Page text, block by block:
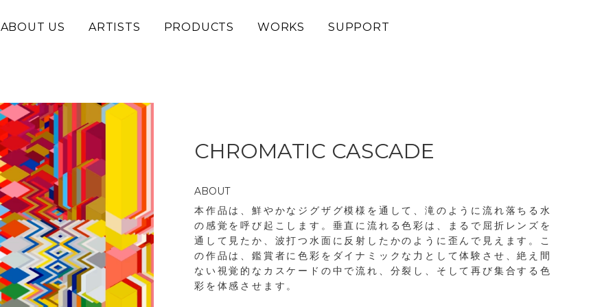
ABOUT US ARTISTS PRODUCTS WORKS SUPPORT
CHROMATIC CASCADE
ABOUT
本作品は、鮮やかなジグザグ模様を通して、滝のように流れ落ちる水
の感覚を呼び起こします。垂直に流れる色彩は、まるで屈折レンズを
通して見たか、波打つ水面に反射したかのように歪んで見えます。こ
の作品は、鑑賞者に色彩をダイナミックな力として体験させ、絶え間
ない視覚的なカスケードの中で流れ、分裂し、そして再び集合する色
彩を体感させます。